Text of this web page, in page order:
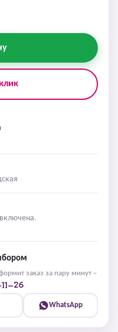
заказ за пару минут –
26
WhatsApp